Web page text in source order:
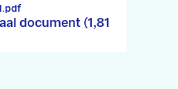
document (1,81